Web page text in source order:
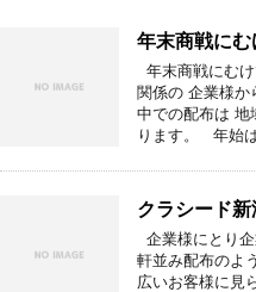
年末商戦にむ
年末商戦にむ
関係の 企業様か
中での配布は 地
ります。 年始
クラシード新
企業様にとり
軒並み配布のよ
広いお客様に見